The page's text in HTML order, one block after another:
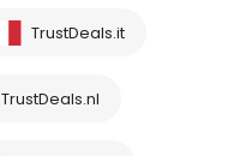
TrustDeals.it
TrustDeals.nl